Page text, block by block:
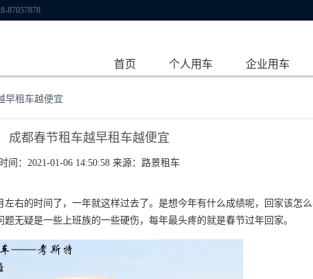
87057878
首页 个人用车 企业用车
早租车越便宜
成都春节租车越早租车越便宜
时间：2021-01-06 14:50:58 来源： 路景租车
的时间了，一年就这样过去了。是想今年有什么成绩呢，回家该怎
无疑是一些上班族的一些硬伤，每年最头疼的就是春节过年回家。